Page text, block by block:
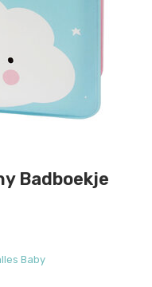
Badboekje
Baby